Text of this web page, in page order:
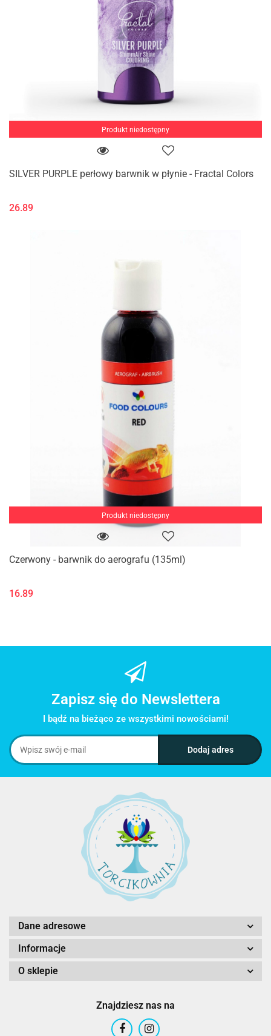
Produkt niedostępny
SILVER PURPLE perłowy barwnik w płynie - Fractal Colors
26.89
Produkt niedostępny
Czerwony - barwnik do aerografu (135ml)
16.89
Zapisz się do Newslettera
I bądź na bieżąco ze wszystkimi nowościami!
Dane adresowe
Informacje
O sklepie
Znajdziesz nas na